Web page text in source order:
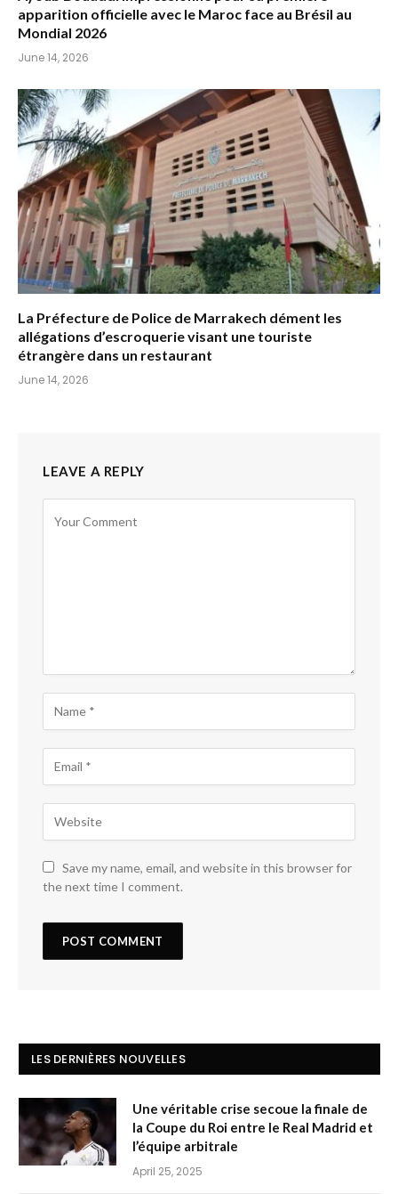
apparition officielle avec le Maroc face au Brésil au
Mondial 2026
June 14, 2026
La Préfecture de Police de Marrakech dément les
allégations d’escroquerie visant une touriste
étrangère dans un restaurant
June 14, 2026
LEAVE A REPLY
Save my name, email, and website in this browser for
the next time I comment.
LES DERNIÈRES NOUVELLES
Une véritable crise secoue la finale de
la Coupe du Roi entre le Real Madrid et
l’équipe arbitrale
April 25, 2025